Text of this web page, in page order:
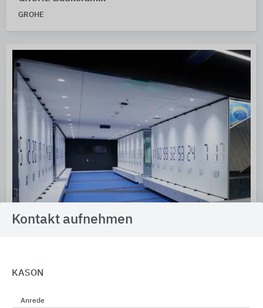
GROHE
Umkleide-, Büro- und Objekteinrichtungen
Kontakt aufnehmen
KASON
Anrede